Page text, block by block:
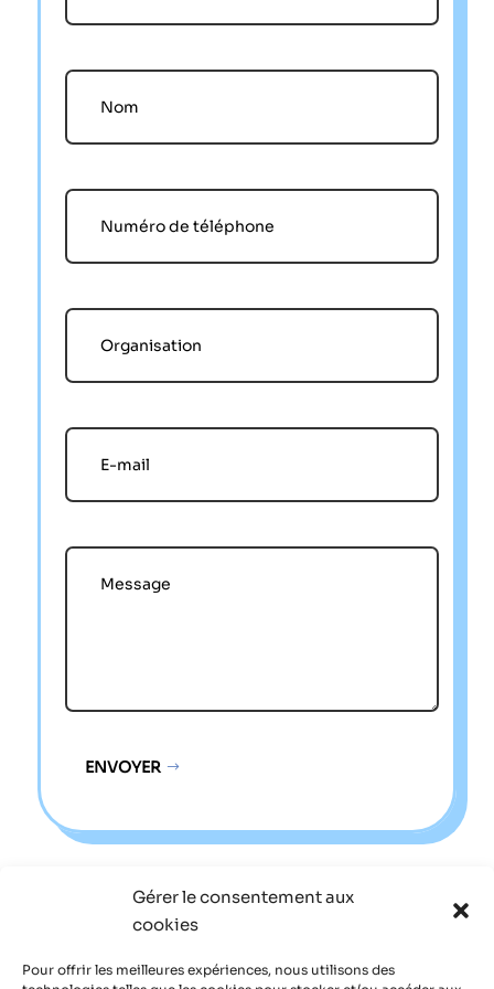
Gérer le consentement aux
cookies
Pour offrir les meilleures expériences, nous utilisons des
ENVOYER
Plan du Site
Mentions Légales